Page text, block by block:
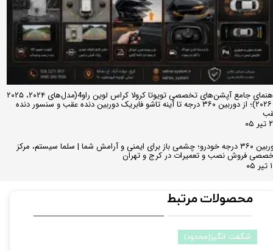
راهنمای جامع آپشن‌های تخصصی تویوتا کرولا کراس لوین راو4(مدل‌های ۲۰۲۴، ۲۰۲۵
و ۲۰۲۶)؛ از دوربین ۳۶۰ درجه تا آینه تاشو فابریک دوربین دنده عقب و سنسور دنده
دوربین ۳۶۰ درجه خودرو؛ چشمی باز برای ایمنی و آرامش شما | سلما سیستم، مرکز
فروش نصب و تعمیرات در کرج و تهران
محصولات مرتبط
شگفت انگیز(محدود)